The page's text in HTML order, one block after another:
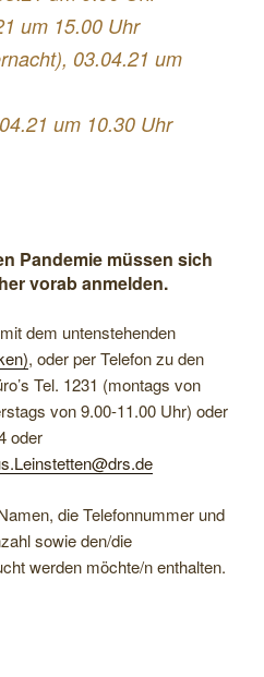
um 15.00 Uhr
03.04.21 um
um 10.30 Uhr
Pandemie müssen sich
vorab anmelden.
dem untenstehenden
, oder per Telefon zu den
Tel. 1231 (montags von
von 9.00-11.00 Uhr) oder
oder
die Telefonnummer und
sowie den/die
werden möchte/n enthalten.